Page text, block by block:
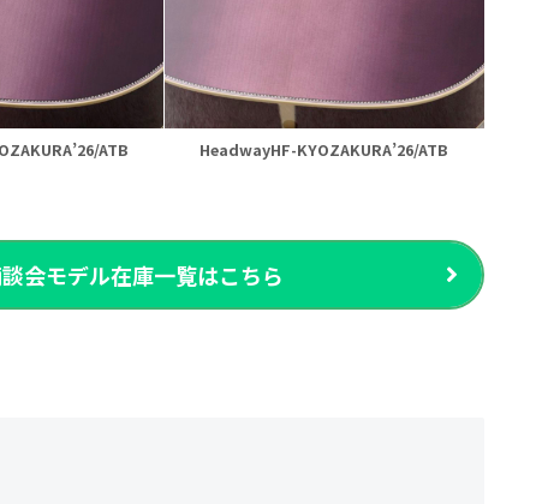
ATB HeadwayHF-KYOZAKURA’26/ATB
会モデル在庫一覧はこちら